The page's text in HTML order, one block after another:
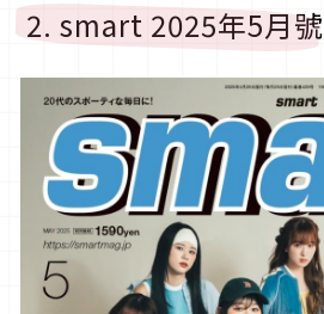
2. smart 2025年5月號